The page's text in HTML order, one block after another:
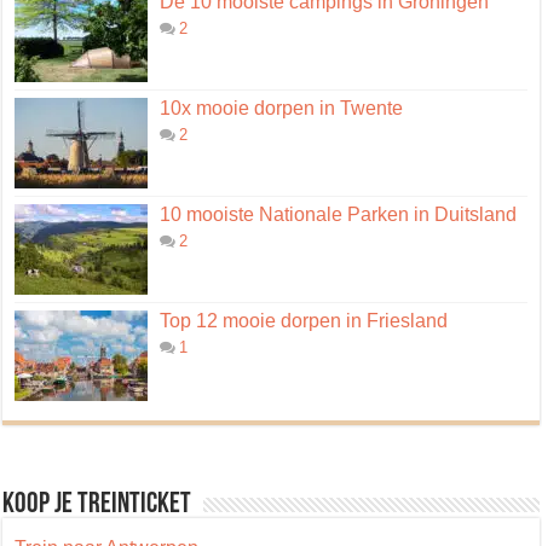
2
10x mooie dorpen in Twente
2
10 mooiste Nationale Parken in Duitsland
2
Top 12 mooie dorpen in Friesland
1
Koop je treinticket